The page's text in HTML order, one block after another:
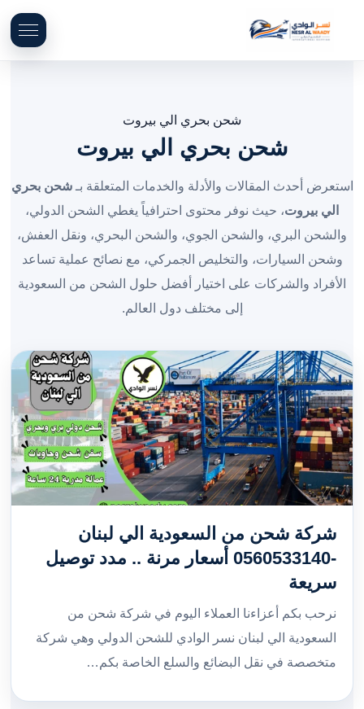
شحن بحري الي بيروت
شحن بحري الي بيروت
استعرض أحدث المقالات والأدلة والخدمات المتعلقة بـشحن بحري
الي بيروت، حيث نوفر محتوى احترافياً يغطي الشحن الدولي،
والشحن البري، والشحن الجوي، والشحن البحري، ونقل العفش،
وشحن السيارات، والتخليص الجمركي، مع نصائح عملية تساعد
الأفراد والشركات على اختيار أفضل حلول الشحن من السعودية
إلى مختلف دول العالم.
شركة شحن من السعودية الي لبنان
-0560533140 أسعار مرنة .. مدد توصيل
سريعة
نرحب بكم أعزاءنا العملاء اليوم في شركة شحن من
السعودية الي لبنان نسر الوادي للشحن الدولي وهي شركة
متخصصة في نقل البضائع والسلع الخاصة بكم…